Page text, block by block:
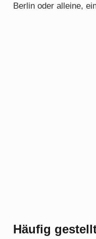
Berlin oder alleine,
Häufig